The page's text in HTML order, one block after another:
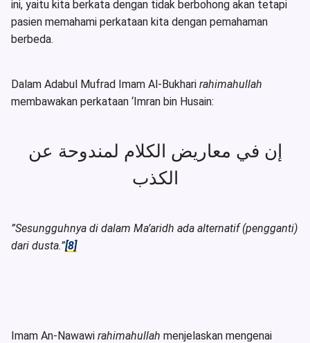
ini, yaitu kita berkata dengan tidak berbohong akan tetapi
pasien memahami perkataan kita dengan pemahaman
berbeda.
Dalam Adabul Mufrad Imam Al-Bukhari rahimahullah
membawakan perkataan ‘Imran bin Husain:
إن في معاريض الكلام لمندوحة عن
الكذب
”Sesungguhnya di dalam Ma’aridh ada alternatif (pengganti)
dari dusta.”[8]
Imam An-Nawawi rahimahullah menjelaskan mengenai